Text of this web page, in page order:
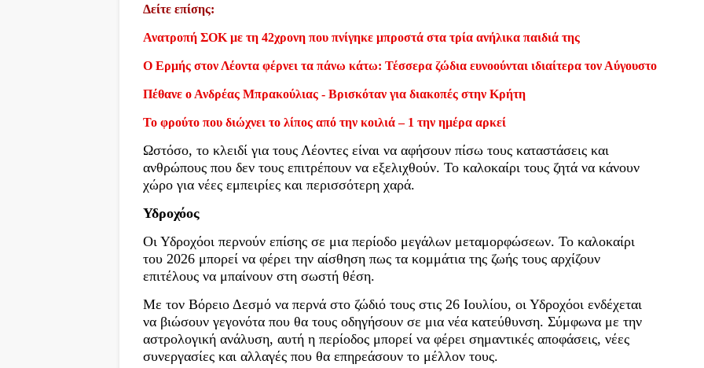
Δείτε επίσης:
Ανατροπή ΣΟΚ με τη 42χρονη που πνίγηκε μπροστά στα τρία ανήλικα παιδιά της
Ο Ερμής στον Λέοντα φέρνει τα πάνω κάτω: Τέσσερα ζώδια ευνοούνται ιδιαίτερα τον Αύγουστο
Πέθανε ο Ανδρέας Μπρακούλιας - Βρισκόταν για διακοπές στην Κρήτη
Το φρούτο που διώχνει το λίπος από την κοιλιά – 1 την ημέρα αρκεί
Ωστόσο, το κλειδί για τους Λέοντες είναι να αφήσουν πίσω τους καταστάσεις και
ανθρώπους που δεν τους επιτρέπουν να εξελιχθούν. Το καλοκαίρι τους ζητά να κάνουν
χώρο για νέες εμπειρίες και περισσότερη χαρά.
Υδροχόος
Οι Υδροχόοι περνούν επίσης σε μια περίοδο μεγάλων μεταμορφώσεων. Το καλοκαίρι
του 2026 μπορεί να φέρει την αίσθηση πως τα κομμάτια της ζωής τους αρχίζουν
επιτέλους να μπαίνουν στη σωστή θέση.
Με τον Βόρειο Δεσμό να περνά στο ζώδιό τους στις 26 Ιουλίου, οι Υδροχόοι ενδέχεται
να βιώσουν γεγονότα που θα τους οδηγήσουν σε μια νέα κατεύθυνση. Σύμφωνα με την
αστρολογική ανάλυση, αυτή η περίοδος μπορεί να φέρει σημαντικές αποφάσεις, νέες
συνεργασίες και αλλαγές που θα επηρεάσουν το μέλλον τους.